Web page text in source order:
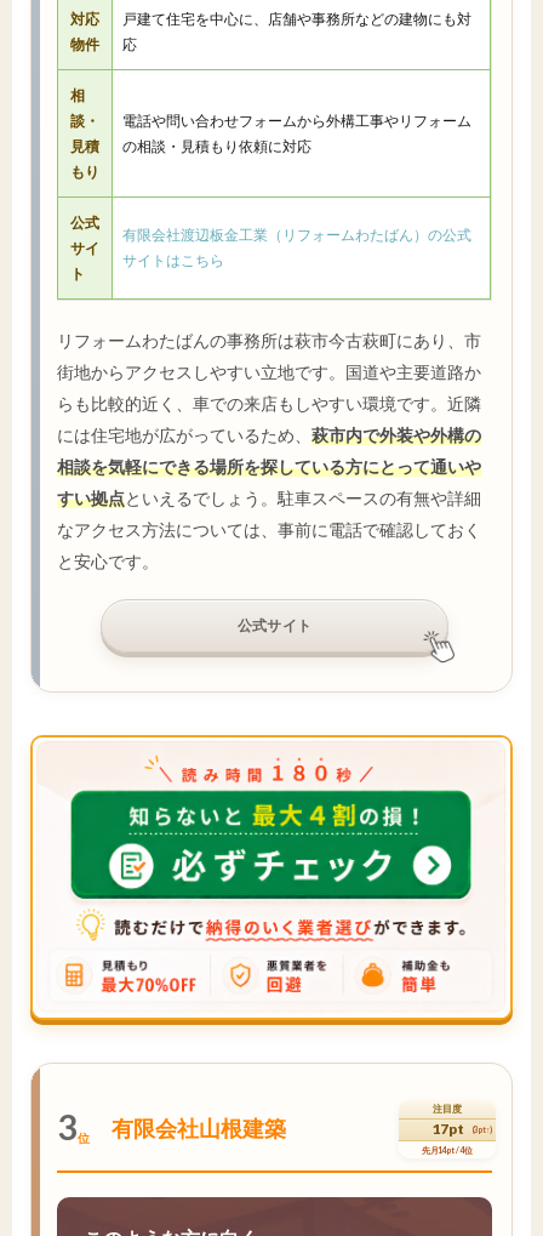
対応
物件
戸建て住宅を中心に、店舗や事務所などの建物にも対
応
相
談・
見積
もり
電話や問い合わせフォームから外構工事やリフォーム
の相談・見積もり依頼に対応
公式
サイ
ト
有限会社渡辺板金工業（リフォームわたばん）の公式
サイトはこちら
リフォームわたばんの事務所は萩市今古萩町にあり、市
街地からアクセスしやすい立地です。国道や主要道路か
らも比較的近く、車での来店もしやすい環境です。近隣
には住宅地が広がっているため、 萩市内で外装や外構の
相談を気軽にできる場所を探している方にとって通いや
すい拠点といえるでしょう。駐車スペースの有無や詳細
なアクセス方法については、事前に電話で確認しておく
と安心です。
公式サイト
3位 有限会社山根建築
注目度
17pt (3pt↑)
先月14pt / 4位